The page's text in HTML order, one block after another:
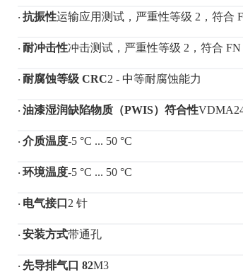
· 抗振性运输应用测试，严重性等级 2，符合
· 耐冲击性冲击测试，严重性等级 2，符合 FN
· 耐腐蚀等级 CRC2 - 中等耐腐蚀能力
· 油漆湿润缺陷物质（PWIS）符合性
· 介质温度-5 °C ... 50 °C
· 环境温度-5 °C ... 50 °C
· 电气接口 2 针
· 安装方式带通孔
· 先导排气口 82M3